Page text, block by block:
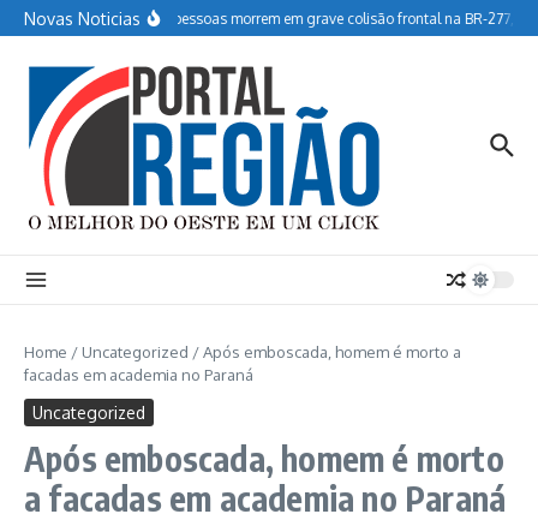
Ir para o conteúdo
Novas NoticiasDuas pessoas morrem em grave colisão frontal na BR-277, em
Home / Uncategorized /Após emboscada, homem é morto a
facadas em academia no Paraná
Uncategorized
Após emboscada, homem é morto
a facadas em academia no Paraná